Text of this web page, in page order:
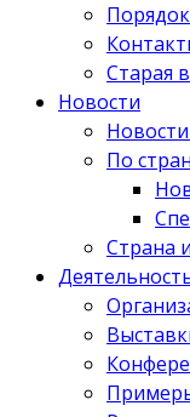
Старая
Новости
По
Страна